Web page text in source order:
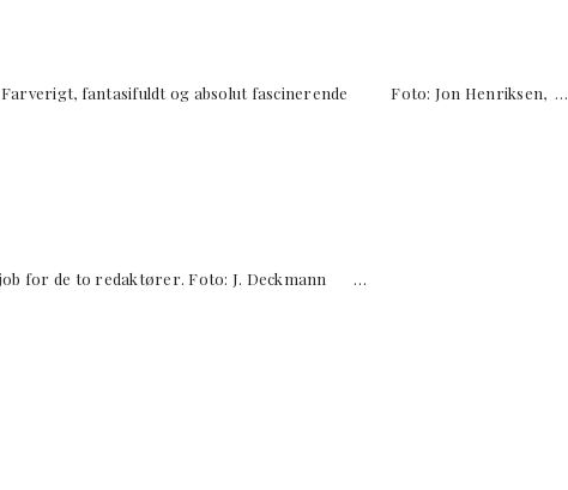
Farverigt, fantasifuldt og absolut fascinerende Foto: Jon Henriksen, …
for de to redaktører. Foto: J. Deckmann …